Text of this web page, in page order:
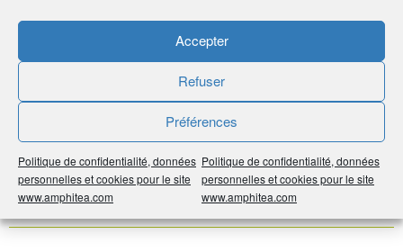
Accepter
Refuser
Préférences
Politique de confidentialité, données
personnelles et cookies pour le site
www.amphitea.com
Politique de confidentialité, données
personnelles et cookies pour le site
www.amphitea.com
Publié le :13 novembre 2020
Noter 0/5 0votes